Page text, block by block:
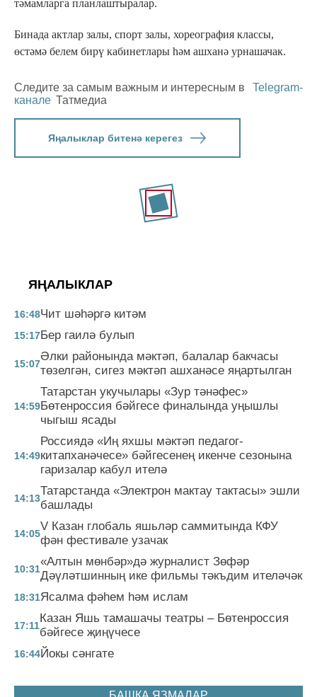
тәмамларга планлаштыралар.
Бинада актлар залы, спорт залы, хореография классы,
өстәмә белем бирү кабинетлары һәм ашханә урнашачак.
Следите за самым важным и интересным в
Telegram-
канале Татмедиа
Яңалыклар битенә керегез
ЯҢАЛЫКЛАР
16:48Чит шәһәргә китәм
15:17Бер гаилә булып
15:07
Әлки районында мәктәп, балалар бакчасы
төзелгән, сигез мәктәп ашханәсе яңартылган
14:59
Татарстан укучылары «Зур тәнәфес»
Бөтенроссия бәйгесе финалында уңышлы
чыгыш ясады
14:49
Россиядә «Иң яхшы мәктәп педагог-
китапханәчесе» бәйгесенең икенче сезонына
гаризалар кабул ителә
14:13
Татарстанда «Электрон мактау тактасы» эшли
башлады
14:05
V Казан глобаль яшьләр саммитында КФУ
фән фестивале узачак
10:31
«Алтын мөнбәр»дә журналист Зөфәр
Дәүләтшинның ике фильмы тәкъдим ителәчәк
18:31Ясалма фәһем һәм ислам
17:11
Казан Яшь тамашачы театры – Бөтенроссия
бәйгесе җиңүчесе
16:44Йокы сәнгате